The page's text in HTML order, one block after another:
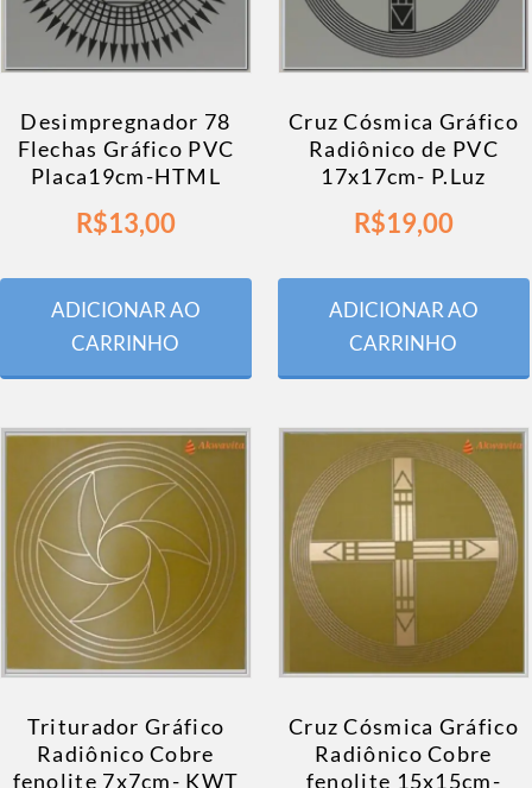
Desimpregnador 78
Flechas Gráfico PVC
Placa19cm-HTML
R$13,00
ADICIONAR AO
CARRINHO
Cruz Cósmica Gráfico
Radiônico de PVC
17x17cm- P.Luz
R$19,00
ADICIONAR AO
CARRINHO
Triturador Gráfico
Radiônico Cobre
fenolite 7x7cm- KWT
Cruz Cósmica Gráfico
Radiônico Cobre
fenolite 15x15cm-